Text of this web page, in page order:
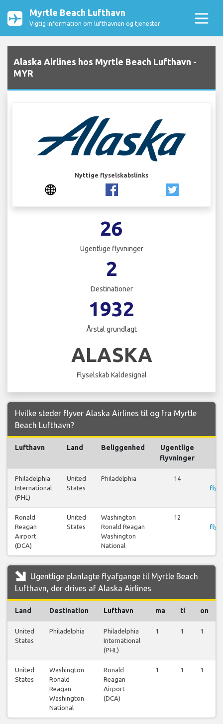
Myrtle Beach Lufthavn
Vigtig information om lufthavnen og tjenester
Alaska Airlines hos Myrtle Beach Lufthavn -
MYR
Nyttige flyselskabslinks
26
Ugentlige flyvninger
2
Destinationer
1932
Årstal grundlagt
ALASKA
Flyselskab Kaldesignal
Hvilke steder flyver Alaska Airlines til og fra Myrtle
Beach Lufthavn?
Lufthavn Land Beliggenhed
Ugentlige
flyvninger
Philadelphia
International
(PHL)
United
States
Philadelphia 14
Ronald
Reagan
Airport
(DCA)
United
States
Washington
Ronald Reagan
Washington
National
12
Ugentlige planlagte flyafgange til Myrtle Beach
Lufthavn, der drives af Alaska Airlines
Land Destination Lufthavn ma ti on
United
States
Philadelphia
Philadelphia
International
(PHL)
1 1 1
United
States
Washington
Ronald
Reagan
Washington
National
Ronald
Reagan
Airport
(DCA)
1 1 1